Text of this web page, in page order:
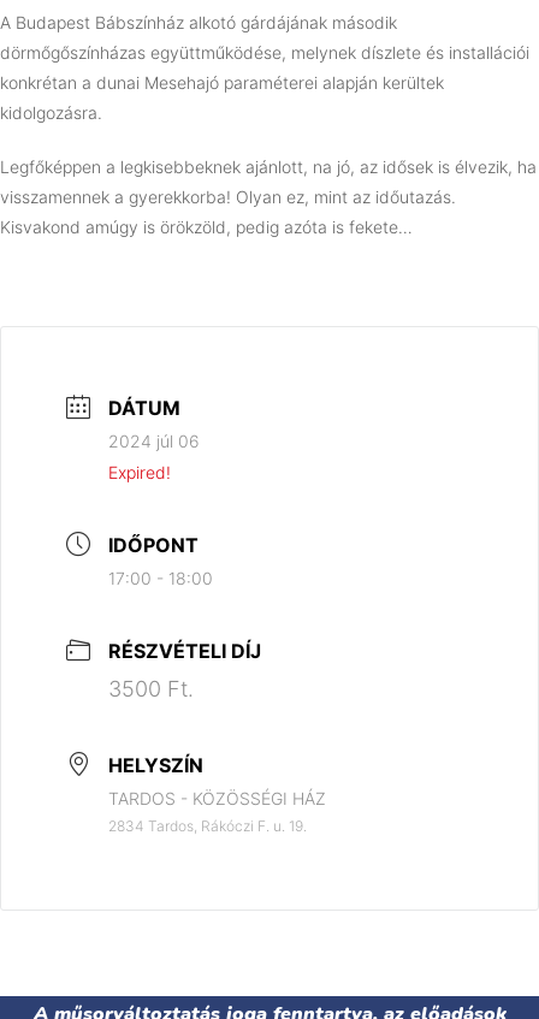
A Budapest Bábszínház alkotó gárdájának második
dörmőgőszínházas együttműködése, melynek díszlete és installációi
konkrétan a dunai Mesehajó paraméterei alapján kerültek
kidolgozásra.
Legfőképpen a legkisebbeknek ajánlott, na jó, az idősek is élvezik, ha
visszamennek a gyerekkorba! Olyan ez, mint az időutazás.
Kisvakond amúgy is örökzöld, pedig azóta is fekete…
DÁTUM
2024 júl 06
Expired!
IDŐPONT
17:00 - 18:00
RÉSZVÉTELI DÍJ
3500 Ft.
HELYSZÍN
TARDOS - KÖZÖSSÉGI HÁZ
2834 Tardos, Rákóczi F. u. 19.